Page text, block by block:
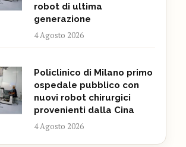
robot di ultima
generazione
4 Agosto 2026
Policlinico di Milano primo
ospedale pubblico con
nuovi robot chirurgici
provenienti dalla Cina
4 Agosto 2026